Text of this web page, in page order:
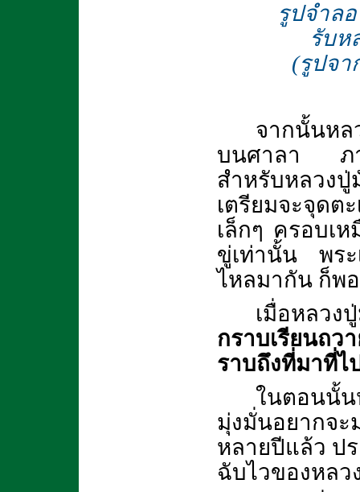
รูปจำล
รับห
(รูปจ
จากนั้นหล
บนศาลา ภา
สำหรับหลวง
เตรียมจะจุด
เล็กๆ ครอบเ
ขู่เท่านั้น พระ
ไหลมากัน ก็พ
เมื่อหลวง
กราบเรียนถว
ราบถึงที่มาที่ไ
ในตอนนั้น
มุ่งมั่นอยากจะ
หลายปีแล้ว ป
ฉับไวของหลว